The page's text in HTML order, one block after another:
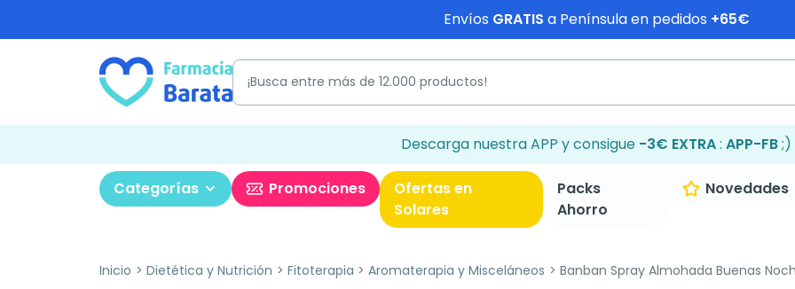
Envíos GRATIS a Península en pedidos +65€
Descarga nuestra APP y consigue -3€ EXTRA: APP-FB;)
Categorías Promociones
Ofertas en
Solares
Packs
Ahorro
Novedades
Inicio Dietética y Nutrición Fitoterapia Aromaterapia y Misceláneos Banban Spray Almohada Buenas